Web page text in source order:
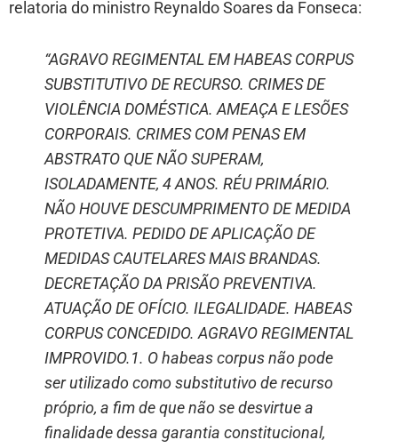
relatoria do ministro Reynaldo Soares da Fonseca:
“AGRAVO REGIMENTAL EM HABEAS CORPUS
SUBSTITUTIVO DE RECURSO. CRIMES DE
VIOLÊNCIA DOMÉSTICA. AMEAÇA E LESÕES
CORPORAIS. CRIMES COM PENAS EM
ABSTRATO QUE NÃO SUPERAM,
ISOLADAMENTE, 4 ANOS. RÉU PRIMÁRIO.
NÃO HOUVE DESCUMPRIMENTO DE MEDIDA
PROTETIVA. PEDIDO DE APLICAÇÃO DE
MEDIDAS CAUTELARES MAIS BRANDAS.
DECRETAÇÃO DA PRISÃO PREVENTIVA.
ATUAÇÃO DE OFÍCIO. ILEGALIDADE. HABEAS
CORPUS CONCEDIDO. AGRAVO REGIMENTAL
IMPROVIDO.1. O habeas corpus não pode
ser utilizado como substitutivo de recurso
próprio, a fim de que não se desvirtue a
finalidade dessa garantia constitucional,